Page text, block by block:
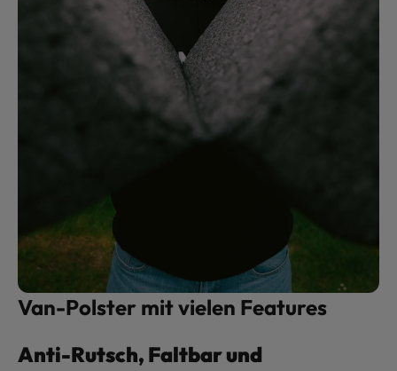
Van-Polster mit vielen Features
Anti-Rutsch, Faltbar und